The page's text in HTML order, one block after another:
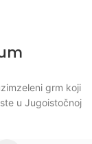
grm koji
u Jugoistočnoj